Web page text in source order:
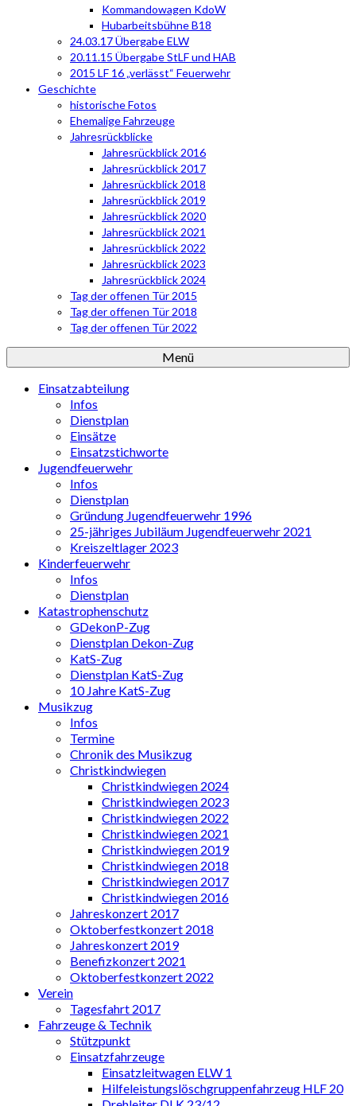
Kommandowagen KdoW
Hubarbeitsbühne B18
24.03.17 Übergabe ELW
20.11.15 Übergabe StLF und HAB
2015 LF 16 „verlässt“ Feuerwehr
Geschichte
historische Fotos
Ehemalige Fahrzeuge
Jahresrückblicke
Jahresrückblick 2016
Jahresrückblick 2017
Jahresrückblick 2018
Jahresrückblick 2019
Jahresrückblick 2020
Jahresrückblick 2021
Jahresrückblick 2022
Jahresrückblick 2023
Jahresrückblick 2024
Tag der offenen Tür 2015
Tag der offenen Tür 2018
Tag der offenen Tür 2022
Menü
Einsatzabteilung
Infos
Dienstplan
Einsätze
Einsatzstichworte
Jugendfeuerwehr
Infos
Dienstplan
Gründung Jugendfeuerwehr 1996
25-jähriges Jubiläum Jugendfeuerwehr 2021
Kreiszeltlager 2023
Kinderfeuerwehr
Infos
Dienstplan
Katastrophenschutz
GDekonP-Zug
Dienstplan Dekon-Zug
KatS-Zug
Dienstplan KatS-Zug
10 Jahre KatS-Zug
Musikzug
Infos
Termine
Chronik des Musikzug
Christkindwiegen
Christkindwiegen 2024
Christkindwiegen 2023
Christkindwiegen 2022
Christkindwiegen 2021
Christkindwiegen 2019
Christkindwiegen 2018
Christkindwiegen 2017
Christkindwiegen 2016
Jahreskonzert 2017
Oktoberfestkonzert 2018
Jahreskonzert 2019
Benefizkonzert 2021
Oktoberfestkonzert 2022
Verein
Tagesfahrt 2017
Fahrzeuge & Technik
Stützpunkt
Einsatzfahrzeuge
Einsatzleitwagen ELW 1
Hilfeleistungslöschgruppenfahrzeug HLF 20